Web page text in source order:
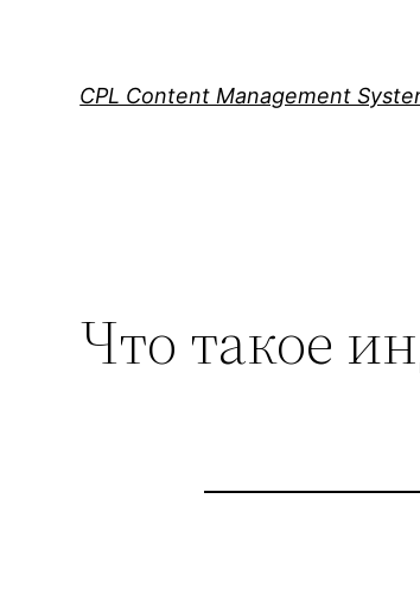
CPL Content Management
Что такое